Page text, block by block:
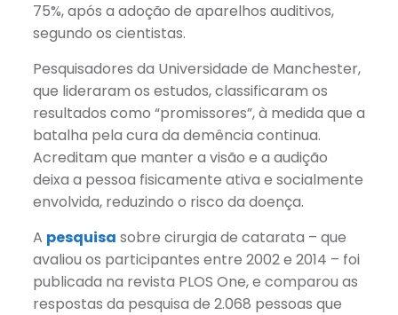
75%, após a adoção de aparelhos auditivos,
segundo os cientistas.
Pesquisadores da Universidade de Manchester,
que lideraram os estudos, classificaram os
resultados como “promissores”, à medida que a
batalha pela cura da demência continua.
Acreditam que manter a visão e a audição
deixa a pessoa fisicamente ativa e socialmente
envolvida, reduzindo o risco da doença.
A pesquisa sobre cirurgia de catarata – que
avaliou os participantes entre 2002 e 2014 – foi
publicada na revista PLOS One, e comparou as
respostas da pesquisa de 2.068 pessoas que